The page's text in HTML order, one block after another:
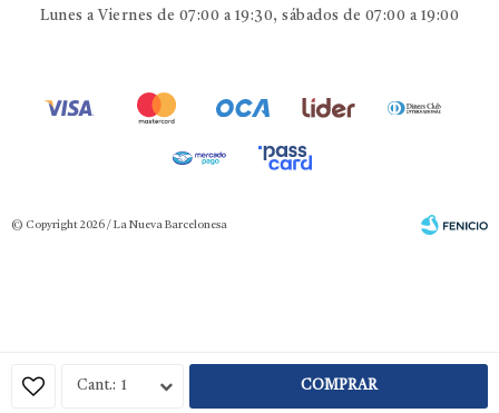
1 COMPRAR
Lunes a Viernes de 07:00 a 19:30, sábados de 07:00 a 19:00
© Copyright 2026 / La Nueva Barcelonesa